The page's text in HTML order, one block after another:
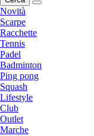
Novità
Scarpe
Racchette
Tennis
Padel
Badminton
Ping pong
Squash
Lifestyle
Club
Outlet
Marche